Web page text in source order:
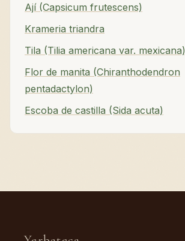
Ají (Capsicum frutescens)
Krameria triandra
Tila (Tilia americana var. mexicana)
Flor de manita (Chiranthodendron
pentadactylon)
Escoba de castilla (Sida acuta)